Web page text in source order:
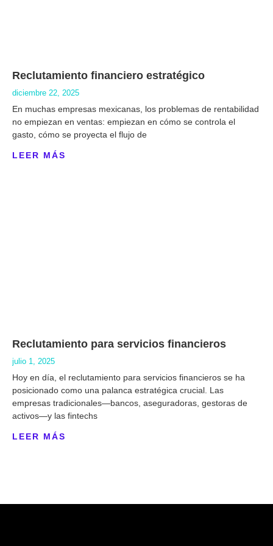
Reclutamiento financiero estratégico
diciembre 22, 2025
En muchas empresas mexicanas, los problemas de rentabilidad
no empiezan en ventas: empiezan en cómo se controla el
gasto, cómo se proyecta el flujo de
LEER MÁS
Reclutamiento para servicios financieros
julio 1, 2025
Hoy en día, el reclutamiento para servicios financieros se ha
posicionado como una palanca estratégica crucial. Las
empresas tradicionales—bancos, aseguradoras, gestoras de
activos—y las fintechs
LEER MÁS